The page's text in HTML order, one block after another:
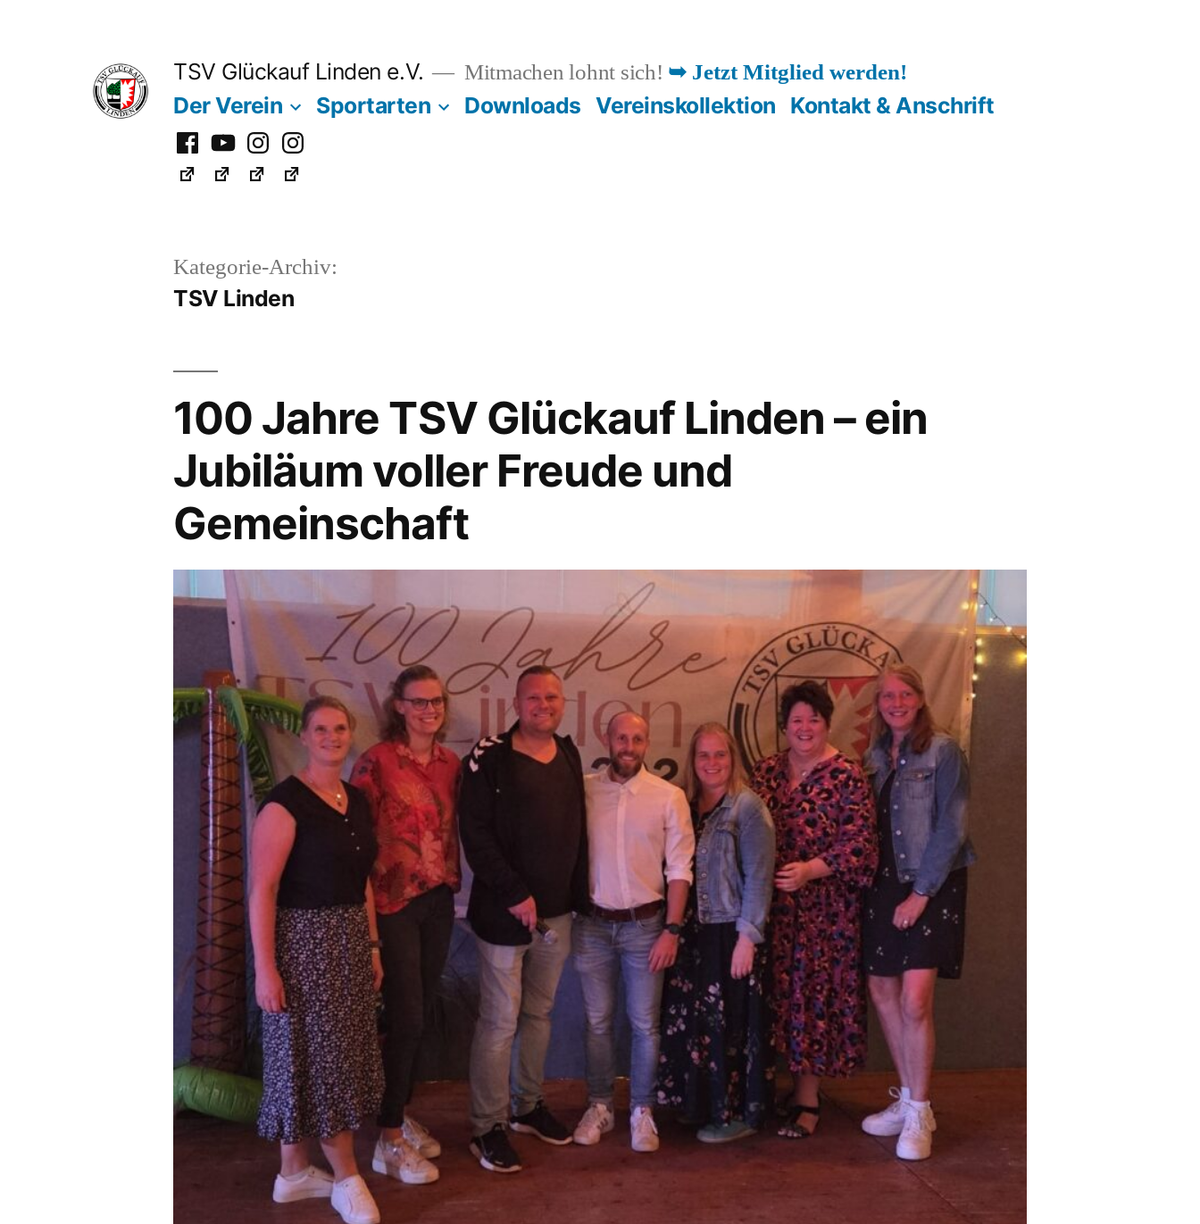
TSV Glückauf Linden e.V. Mitmachen lohnt sich! ➥ Jetzt Mitglied werden!
Der Verein Sportarten Downloads Vereinskollektion Kontakt & Anschrift
Facebook
YoutubeInstagramInstagram
Fußball
Kategorie-Archiv:
TSV Linden
100 Jahre TSV Glückauf Linden – ein
Jubiläum voller Freude und
Gemeinschaft